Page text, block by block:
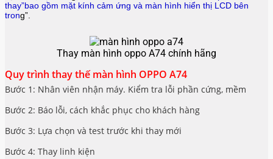
thay”bao gồm mặt kính cảm ứng và màn hình hiển thị LCD bên
trong”.
Thay màn hình oppo A74 chính hãng
Quy trình thay thế màn hình OPPO A74
Bước 1: Nhân viên nhận máy. Kiểm tra lỗi phần cứng, mềm
Bước 2: Báo lỗi, cách khắc phục cho khách hàng
Bước 3: Lựa chọn và test trước khi thay mới
Bước 4: Thay linh kiện